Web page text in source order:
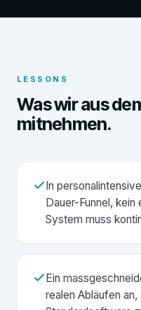
LESSONS
Was wir aus
mitnehmen.
In
Dauer-Funnel, kein
System muss
Ein
realen Abläufen